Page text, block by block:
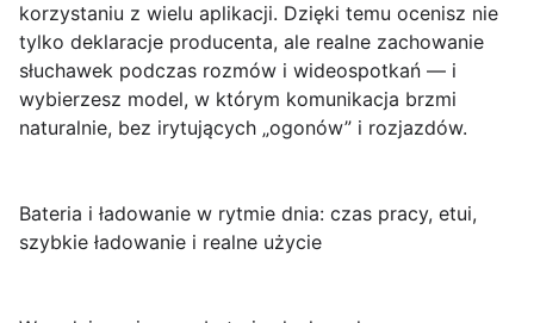
korzystaniu z wielu aplikacji. Dzięki temu ocenisz nie
tylko deklaracje producenta, ale realne zachowanie
słuchawek podczas rozmów i wideospotkań — i
wybierzesz model, w którym komunikacja brzmi
naturalnie, bez irytujących „ogonów” i rozjazdów.
Bateria i ładowanie w rytmie dnia: czas pracy, etui,
szybkie ładowanie i realne użycie